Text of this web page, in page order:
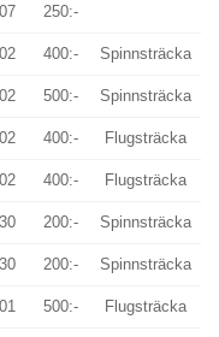
250:-
400:- Spinnsträcka
500:- Spinnsträcka
400:- Flugsträcka
400:- Flugsträcka
200:- Spinnsträcka
200:- Spinnsträcka
500:- Flugsträcka